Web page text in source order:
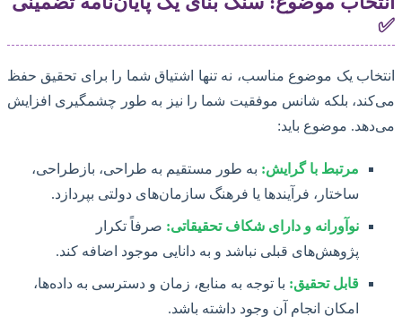
✅
انتخاب یک موضوع مناسب، نه تنها اشتیاق شما را برای تحقیق حفظ
می‌کند، بلکه شانس موفقیت شما را نیز به طور چشمگیری افزایش
می‌دهد. موضوع باید:
مرتبط با گرایش: به طور مستقیم به طراحی، بازطراحی،
ساختار، فرآیندها یا فرهنگ سازمان‌های دولتی بپردازد.
نوآورانه و دارای شکاف تحقیقاتی: صرفاً تکرار
پژوهش‌های قبلی نباشد و به دانایی موجود اضافه کند.
قابل تحقیق: با توجه به منابع، زمان و دسترسی به داده‌ها،
امکان انجام آن وجود داشته باشد.